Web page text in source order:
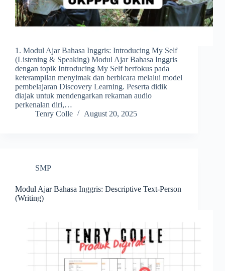
1. Modul Ajar Bahasa Inggris: Introducing My Self
(Listening & Speaking) Modul Ajar Bahasa Inggris
dengan topik Introducing My Self berfokus pada
keterampilan menyimak dan berbicara melalui model
pembelajaran Discovery Learning. Peserta didik
diajak untuk mendengarkan rekaman audio
perkenalan diri,…
Tenry Colle
August 20, 2025
SMP
Modul Ajar Bahasa Inggris: Descriptive Text-Person
(Writing)